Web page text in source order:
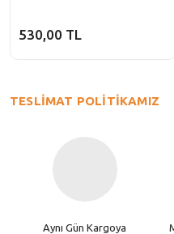
530,00 TL
TESLİMAT POLİTİKAMIZ
Aynı Gün Kargoya